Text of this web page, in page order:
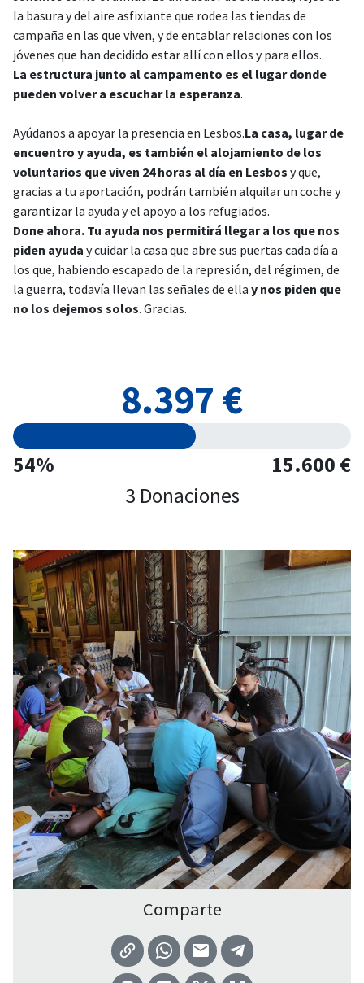
la basura y del aire asfixiante que rodea las tiendas de
campaña en las que viven, y de entablar relaciones con los
jóvenes que han decidido estar allí con ellos y para ellos.
La estructura junto al campamento es el lugar donde
pueden volver a escuchar la esperanza.
Ayúdanos a apoyar la presencia en Lesbos.La casa, lugar de
encuentro y ayuda, es también el alojamiento de los
voluntarios que viven 24 horas al día en Lesbos y que,
gracias a tu aportación, podrán también alquilar un coche y
garantizar la ayuda y el apoyo a los refugiados.
Done ahora. Tu ayuda nos permitirá llegar a los que nos
piden ayuda y cuidar la casa que abre sus puertas cada día a
los que, habiendo escapado de la represión, del régimen, de
la guerra, todavía llevan las señales de ella y nos piden que
no los dejemos solos. Gracias.
8.397 €
54%
15.600 €
3 Donaciones
Comparte